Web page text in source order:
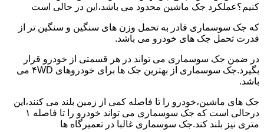
کنیم؟عملکرد جک ماشین محدود می باشد،این در حالی است
که جک سوسماری قادر به تحمل وزن های سنگین و سنگین تر از
قدرت تحمل جک های خودرو می باشد.
در ضمن جک سوسماری می تواند در هر قسمتی از خودرو قرار
بگیرد.جک سوسماری از بهترین جک ها برای خودروهای ۴WD می
باشد.
جک های ماشین،خودرو را تا فاصله کمی از زمین بلند می کنند،این
درحالی است که جک سوسماری می تواند خودرو را تا فاصله ۱
متری نیز بلند کند.جک سوسماری غالبا در تعمیرگاه ها